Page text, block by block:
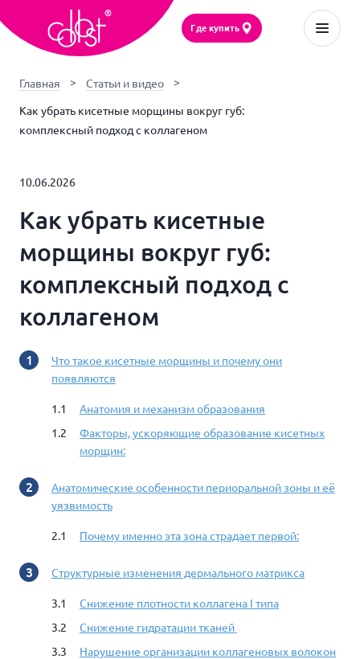
Где купить
Главная Статьи и видео
Как убрать кисетные морщины вокруг губ:
комплексный подход с коллагеном
10.06.2026
Как убрать кисетные
морщины вокруг губ:
комплексный подход с
коллагеном
Что такое кисетные морщины и почему они
появляются
Анатомия и механизм образования
Факторы, ускоряющие образование кисетных
морщин:
Анатомические особенности периоральной зоны и её
уязвимость
Почему именно эта зона страдает первой:
Структурные изменения дермального матрикса
Снижение плотности коллагена I типа
Снижение гидратации тканей
Нарушение организации коллагеновых волокон